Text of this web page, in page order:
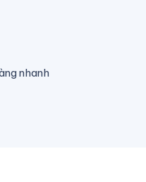
nhanh